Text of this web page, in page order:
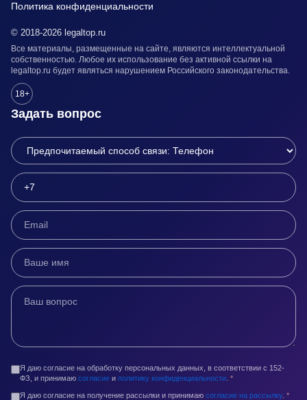
Политика конфиденциальности
© 2018-2026 legaltop.ru
Все материалы, размещенные на сайте, являются интеллектуальной
собственностью. Любое их использование без активной ссылки на
legaltop.ru будет являться нарушением Российского законодательства.
18+
Задать вопрос
Я даю согласие на обработку персональных данных, в соответствии с 152-
ФЗ, и принимаю согласие и политику конфиденциальности *
Я даю согласие на получение рассылки и принимаю согласие на рассылку. *